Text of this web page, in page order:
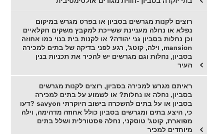
רוצים לקנות מגרשים בסביון או בפרט מגרש במיקום
נפלא או נחלה מעניינת ששייכת למקבץ משקים חקלאיים
וכן נחלות בסביון גני יהודה? או לקנות בית בנוי כמו אחוזה
mansion, וילה, קוטג', רגע לפני בדיקה של בתים למכירה
בסביון, נחלות וגם מגרשים יש להכיר את תכניות בנין
העיר
ראיתם מגרש למכירה בסביון, רוצים לקנות מגרשים
בסביון, נחלה או נחלות? או לשמוע על בתים למכירה
בסביון או על בתים להשכרה בישוב היוקרתי savyon ?דעו
כי, היצע בתים ומגרשים בסביון כולל אחוזה מדהימה, וילה
מפוארת, קוטג' טוסקני, נחלה פסטורלית ושלל בתים
מיוחדים למכיר